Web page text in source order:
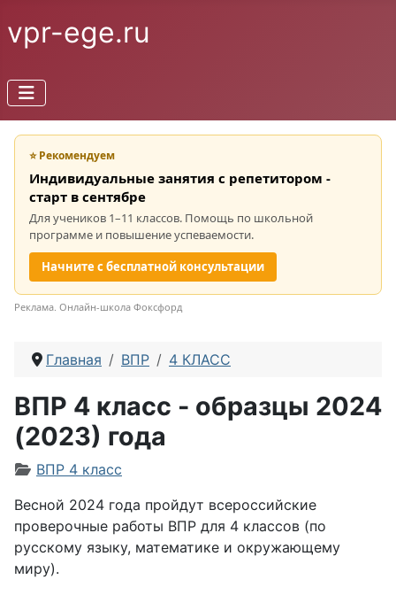
vpr-ege.ru
⭐ Рекомендуем
Индивидуальные занятия с репетитором -
старт в сентябре
Для учеников 1–11 классов. Помощь по школьной
программе и повышение успеваемости.
Начните с бесплатной консультации
Реклама. Онлайн-школа Фоксфорд
Главная ВПР 4 КЛАСС
ВПР 4 класс - образцы 2024
(2023) года
Информация о материале
ВПР 4 класс
Весной 2024 года пройдут всероссийские
проверочные работы ВПР для 4 классов (по
русскому языку, математике и окружающему
миру).